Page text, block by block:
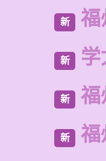
新 福
新 学
新 福
新 福